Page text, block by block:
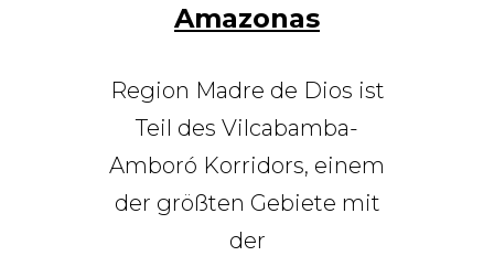
Amazonas
Region Madre de Dios ist
Teil des Vilcabamba-
Amboró Korridors, einem
der größten Gebiete mit
der